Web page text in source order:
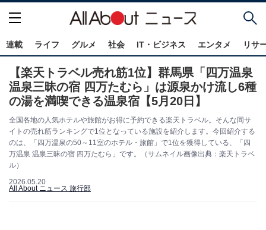
連載 ライフ グルメ 社会 IT・ビジネス エンタメ リサ
【楽天トラベル売れ筋1位】群馬県「四万温泉
温泉三昧の宿 四万たむら」は源泉かけ流し6種
の湯を満喫できる温泉宿【5月20日】
全国各地の人気ホテルや旅館がお得に予約できる楽天トラベル。そんな同サ
イトの売れ筋ランキングで1位となっている施設を紹介します。今回紹介する
のは、「四万温泉の50～11室のホテル・旅館」で1位を獲得している、「四
万温泉 温泉三昧の宿 四万たむら」です。（サムネイル画像出典：楽天トラベ
ル）
2026.05.20
All About ニュース 旅行部